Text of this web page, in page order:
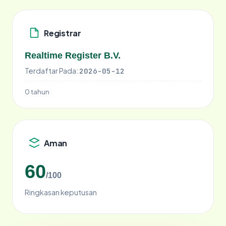
Registrar
Realtime Register B.V.
Terdaftar Pada: 2026-05-12
0 tahun
Aman
60/100
Ringkasan keputusan